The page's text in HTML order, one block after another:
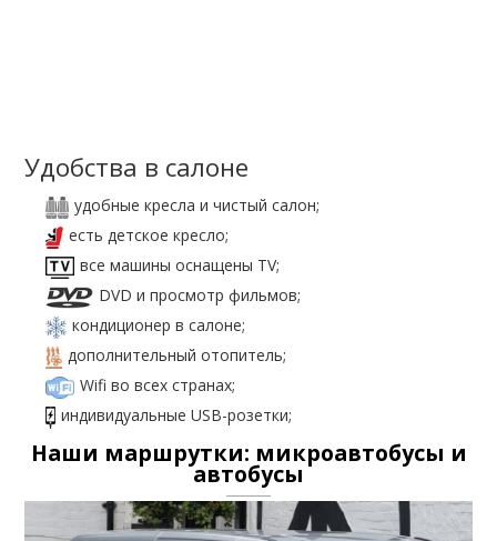
Удобства в салоне
удобные кресла и чистый салон;
есть детское кресло;
все машины оснащены TV;
DVD и просмотр фильмов;
кондиционер в салоне;
дополнительный отопитель;
Wifi во всех странах;
индивидуальные USB-розетки;
Наши маршрутки: микроавтобусы и
автобусы